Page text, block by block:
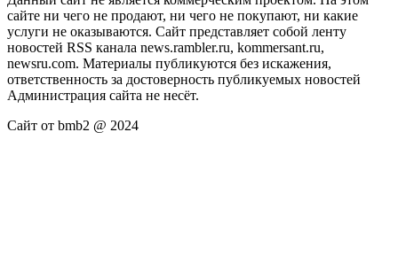
сайте ни чего не продают, ни чего не покупают, ни какие
услуги не оказываются. Сайт представляет собой ленту
новостей RSS канала news.rambler.ru, kommersant.ru,
newsru.com. Материалы публикуются без искажения,
ответственность за достоверность публикуемых новостей
Администрация сайта не несёт.
Сайт от bmb2 @ 2024